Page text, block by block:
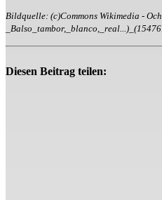
Bildquelle: (c)Commons Wikimedia -
Diesen Beitrag teilen: